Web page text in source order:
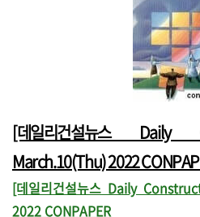
[데일리건설뉴스 Daily
March.10(Thu) 2022
[데일리건설뉴스 Daily
2022 CONPAPER